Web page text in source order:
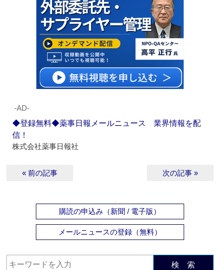
‐AD‐
◆登録無料◆薬事日報メールニュース 業界情報を配
信！
株式会社薬事日報社
« 前の記事 次の記事 »
購読の申込み（新聞 / 電子版）
メールニュースの登録（無料）
検 索